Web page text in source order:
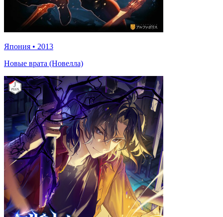
Япония • 2013
Новые врата (Новелла)